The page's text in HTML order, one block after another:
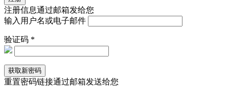
注册信息通过邮箱发给您
输入用户名或电子邮件
验证码 *
重置密码链接通过邮箱发送给您